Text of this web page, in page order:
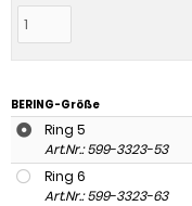
BERING-Größe
Ring 5
Art.Nr.: 599-3323-53
Ring 6
Art.Nr.: 599-3323-63